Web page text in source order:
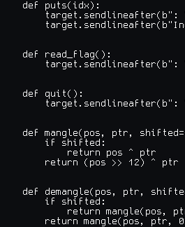
def puts(idx):
target.sendlineafter(b":
def read_flag():
target.sendlineafter(b":
def quit():
target.sendlineafter(b":
def mangle(pos, ptr,
    if shifted:
        return pos ^ ptr
    return (pos >> 12) ^ ptr
def demangle(pos, ptr,
    if shifted:
return mangle(pos,
return mangle(pos, ptr,